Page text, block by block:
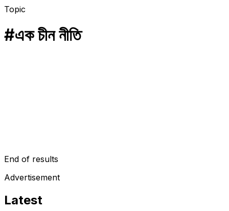
Topic
#এক চীন নীতি
End of results
Advertisement
Latest